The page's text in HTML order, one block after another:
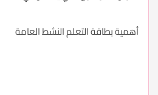
أهمية بطاقة التعلم النشط العامة